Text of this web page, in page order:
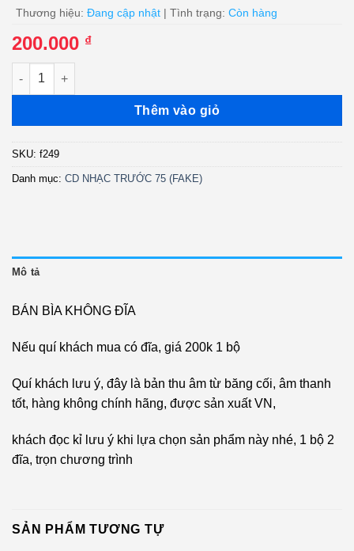
Thương hiệu: Đang cập nhật | Tình trạng: Còn hàng
200.000 ₫
249. Hoàng Thi Thơ 3 - Đưa Em Qua Cánh Đồng Vàng (Trước
Thêm vào giỏ
SKU: f249
Danh mục: CD NHẠC TRƯỚC 75 (FAKE)
Mô tả
BÁN BÌA KHÔNG ĐĨA
Nếu quí khách mua có đĩa, giá 200k 1 bộ
Quí khách lưu ý, đây là bản thu âm từ băng cối, âm thanh
tốt, hàng không chính hãng, được sản xuất VN,
khách đọc kỉ lưu ý khi lựa chọn sản phẩm này nhé, 1 bộ 2
đĩa, trọn chương trình
SẢN PHẨM TƯƠNG TỰ